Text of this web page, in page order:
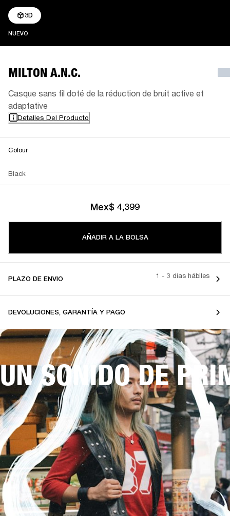
NUEVO
3D
MILTON A.N.C.
Casque sans fil doté de la réduction de bruit active et
adaptative
Detalles Del Producto
Colour
Black
Mex$ 4,399
AÑADIR A LA BOLSA
PLAZO DE ENVIO 1 - 3 días hábiles
DEVOLUCIONES, GARANTÍA Y PAGO
UN SONIDO DE